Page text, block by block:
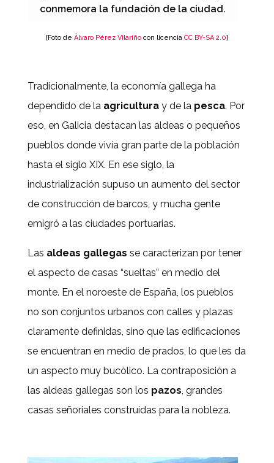
conmemora la fundación de la ciudad.
[Foto de Álvaro Pérez Vilariñocon licencia CC BY-SA 2.0]
Tradicionalmente, la economía gallega ha
dependido de la agriculturay de la pesca. Por
eso, en Galicia destacan las aldeas o pequeños
pueblos donde vivía gran parte de la población
hasta el siglo XIX. En ese siglo, la
industrialización supuso un aumento del sector
de construcción de barcos, y mucha gente
emigró a las ciudades portuarias.
Las aldeas gallegas se caracterizan por tener
el aspecto de casas “sueltas” en medio del
monte. En el noroeste de España, los pueblos
no son conjuntos urbanos con calles y plazas
claramente definidas, sino que las edificaciones
se encuentran en medio de prados, lo que les da
un aspecto muy bucólico. La contraposición a
las aldeas gallegas son los pazos, grandes
casas señoriales construídas para la nobleza.